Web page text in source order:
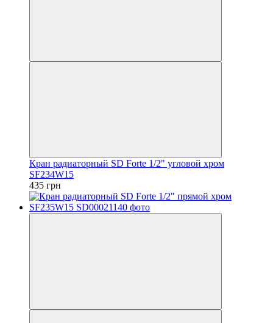
Кран радиаторный SD Forte 1/2" угловой хром
SF234W15
435 грн